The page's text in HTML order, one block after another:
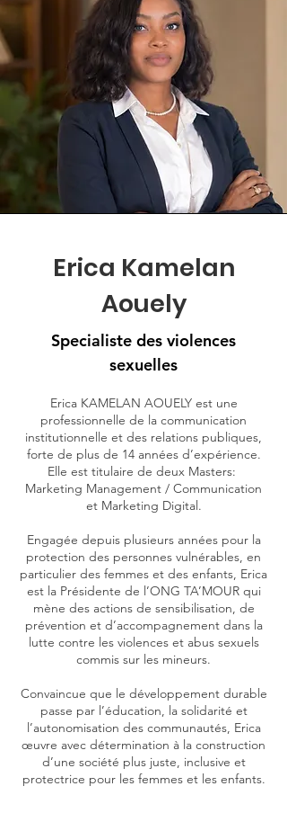
Erica Kamelan
Aouely
Specialiste des violences
sexuelles
Erica KAMELAN AOUELY est une
professionnelle de la communication
institutionnelle et des relations publiques,
forte de plus de 14 années d’expérience.
Elle est titulaire de deux Masters:
Marketing Management / Communication
et Marketing Digital.
Engagée depuis plusieurs années pour la
protection des personnes vulnérables, en
particulier des femmes et des enfants, Erica
est la Présidente de l’ONG TA’MOUR qui
mène des actions de sensibilisation, de
prévention et d’accompagnement dans la
lutte contre les violences et abus sexuels
commis sur les mineurs.
Convaincue que le développement durable
passe par l’éducation, la solidarité et
l’autonomisation des communautés, Erica
œuvre avec détermination à la construction
d’une société plus juste, inclusive et
protectrice pour les femmes et les enfants.